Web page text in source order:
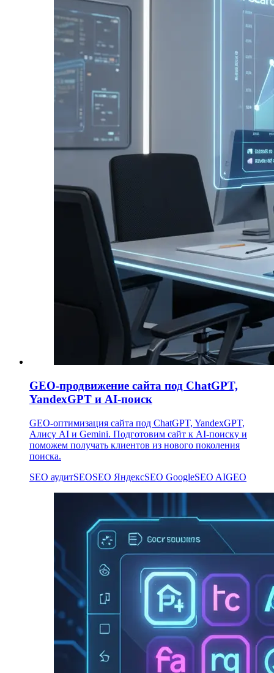
GEO-продвижение сайта под ChatGPT,
YandexGPT и AI-поиск
GEO-оптимизация сайта под ChatGPT, YandexGPT,
Алису AI и Gemini. Подготовим сайт к AI-поиску и
поможем получать клиентов из нового поколения
поиска.
SEO аудитSEOSEO ЯндексSEO GoogleSEO AIGEO